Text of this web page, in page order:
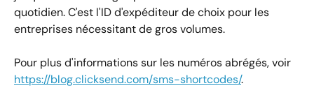
quotidien. C'est l'ID d'expéditeur de choix pour les
entreprises nécessitant de gros volumes.
Pour plus d'informations sur les numéros abrégés, voir
https://blog.clicksend.com/sms-shortcodes/.